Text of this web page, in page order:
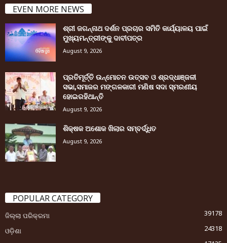
EVEN MORE NEWS
ଶ୍ରୀ ଜଗନ୍ନାଥ ଦର୍ଶନ ପ୍ରଚାର ସମିତି କାର୍ଯ୍ୟାଳୟ ପାଇଁ
ମୁଖ୍ୟମନ୍ତ୍ରୀଙ୍କୁ ଦାବୀପତ୍ର
August 9, 2026
ପ୍ରତିମୂର୍ତ୍ତି ଉନ୍ମୋଚନ ଉତ୍ସବ ଓ ଶ୍ରଦ୍ଧାଞ୍ଜଳୀ
ସଭା,ସମାଜର ମଙ୍ଗଳକାରୀ ମଣିଷ ସଦା ସ୍ମରଣୀୟ
ହୋଇରହିଥାନ୍ତି
August 9, 2026
ଶିକ୍ଷକ ଅଶୋକ ଖିଲାର ସମ୍ବର୍ଦ୍ଧିତ
August 9, 2026
POPULAR CATEGORY
ଜିଲ୍ଲା ପରିକ୍ରମା
39178
ଓଡ଼ିଶା
24318